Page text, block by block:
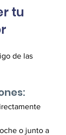
tu
de las
o junto a